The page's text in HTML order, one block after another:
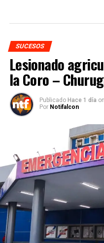
SUCESOS
Lesionado
la Coro –
Publicado Hace 1 día on
Por Notifalcon